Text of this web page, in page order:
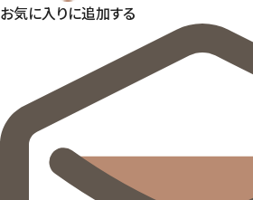
お気に入りに追加する